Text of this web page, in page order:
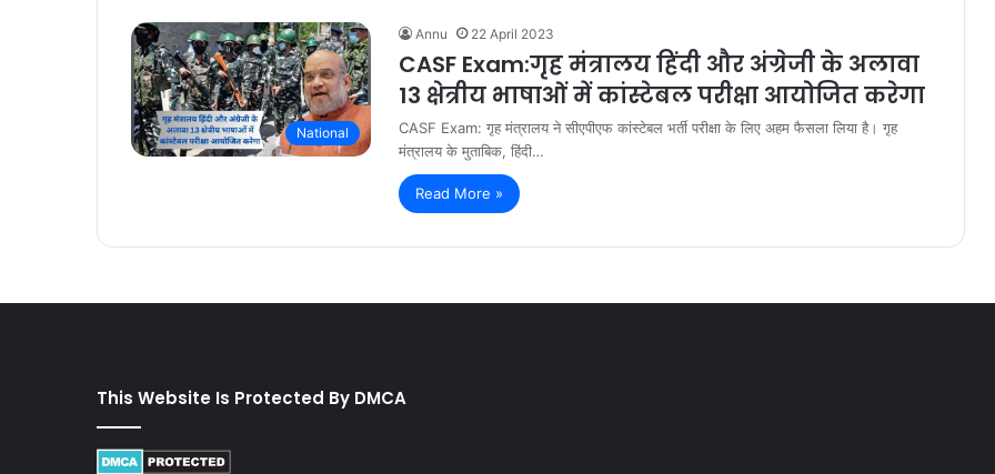
National
Annu 22 April 2023
CASF Exam:गृह मंत्रालय हिंदी और अंग्रेजी के अलावा
13 क्षेत्रीय भाषाओं में कांस्टेबल परीक्षा आयोजित करेगा
CASF Exam: गृह मंत्रालय ने सीएपीएफ कांस्टेबल भर्ती परीक्षा के लिए अहम फैसला लिया है। गृह
मंत्रालय के मुताबिक, हिंदी…
Read More »
This Website Is Protected By DMCA